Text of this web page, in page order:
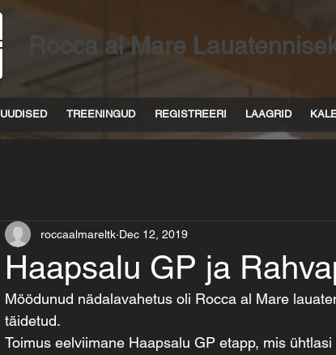
Rocca al Mare
UUDISED TREENINGUD REGISTREERI LAAGRID
Haapsalu GP ja
roccaalmareltk Dec 12, 2019
Möödunud nädalavahetus oli Rocca al Mare
täidetud.
Toimus eelviimane Haapsalu GP etapp, mis